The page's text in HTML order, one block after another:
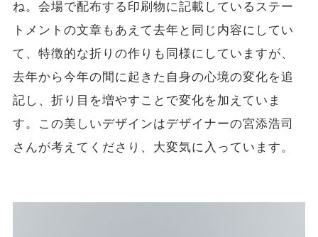
ね。会場で配布する印刷物に記載しているステー
トメントの文章もあえて去年と同じ内容にしてい
て、特徴的な折りの作りも同様にしていますが、
去年から今年の間に起きた自身の心境の変化を追
記し、折り目を増やすことで変化を加えていま
す。この美しいデザインはデザイナーの宮添浩司
さんが考えてくださり、大変気に入っています。